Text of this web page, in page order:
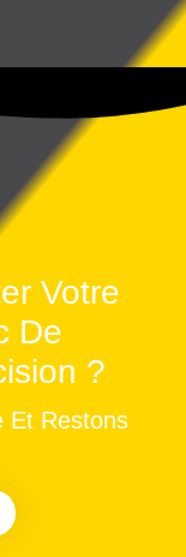
Votre
De
?
Et Restons